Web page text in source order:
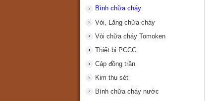
Bình chữa cháy
Vòi, Lăng chữa cháy
Vòi chữa cháy Tomoken
Thiết bị PCCC
Cáp đồng trần
Kim thu sét
Bình chữa cháy nước